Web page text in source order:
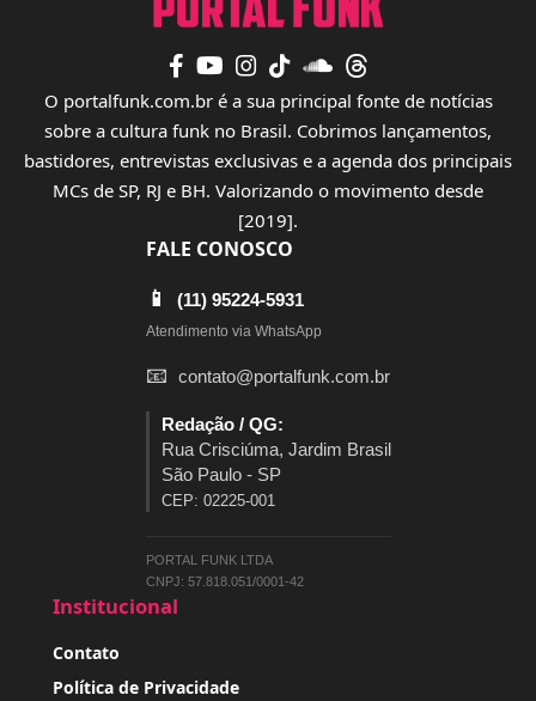
O portalfunk.com.br é a sua principal fonte de notícias
sobre a cultura funk no Brasil. Cobrimos lançamentos,
bastidores, entrevistas exclusivas e a agenda dos principais
MCs de SP, RJ e BH. Valorizando o movimento desde
[2019].
FALE CONOSCO
📱 (11) 95224-5931
Atendimento via WhatsApp
📧 contato@portalfunk.com.br
Redação / QG:
Rua Crisciúma, Jardim Brasil
São Paulo - SP
CEP: 02225-001
PORTAL FUNK LTDA
CNPJ: 57.818.051/0001-42
Institucional
Contato
Política de Privacidade